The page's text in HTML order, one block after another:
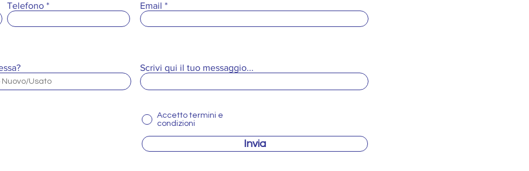
Telefono Email
Scrivi qui il tuo messaggio...
Accetto termini e
condizioni
Invia